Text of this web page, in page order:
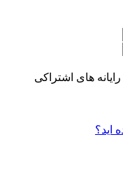
رایانه های اشتراکی
اید؟